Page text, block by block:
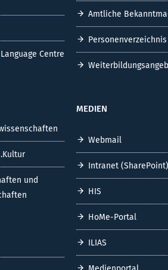
Centre
und
Amtliche
Personenverzeichnis
MEDIEN
Webmail
Intranet (SharePoint)
HIS
HoMe-Portal
ILIAS